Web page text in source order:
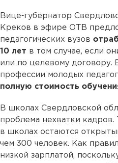
Вице-губернатор
Креков в эфире ОТВ
педагогических вузов
10 лет в том случае, если
или по целевому договору.
профессии молодых
полную стоимость
В школах Свердловской
проблема нехватки кадров.
в школах остаются
чем 300 человек. Как
низкой зарплатой,